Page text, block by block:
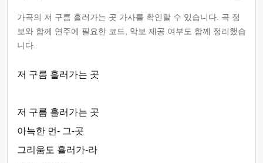
가곡의 저 구름 흘러가는 곳 가사를 확인할 수 있습니다. 곡 정
보와 함께 연주에 필요한 코드, 악보 제공 여부도 함께 정리했습
니다.
저 구름 흘러가는 곳
저 구름 흘러가는 곳
아늑한 먼- 그-곳
그리움도 흘러가-라